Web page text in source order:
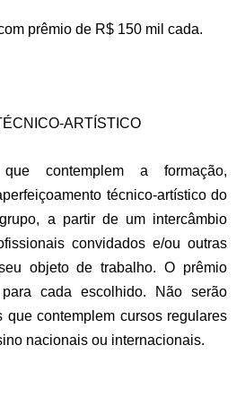
prêmio de R$ 150 mil cada.
ARTÍSTICO
contemplem a formação,
técnico-artístico do
a partir de um intercâmbio
convidados e/ou outras
objeto de trabalho. O prêmio
cada escolhido. Não serão
que contemplem cursos regulares
nacionais ou internacionais.